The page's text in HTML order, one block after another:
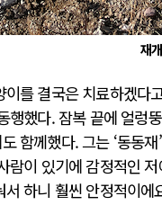
재
를 결국은 치료하겠다
행했다. 잠복 끝에 얼렁
함께했다. 그는 ‘동동
람이 있기에 감정적인
하니 훨씬 안정적이에